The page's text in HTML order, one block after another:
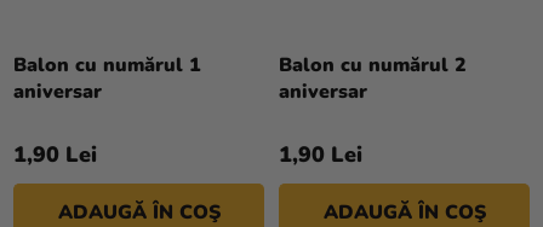
Sărbători
creative
Teme
D
U
U
L
Balon cu numărul 1
aniversar
1,90 Lei
ADAUGĂ ÎN COŞ
Balon cu numărul 2
aniversar
1,90 Lei
ADAUGĂ ÎN COŞ